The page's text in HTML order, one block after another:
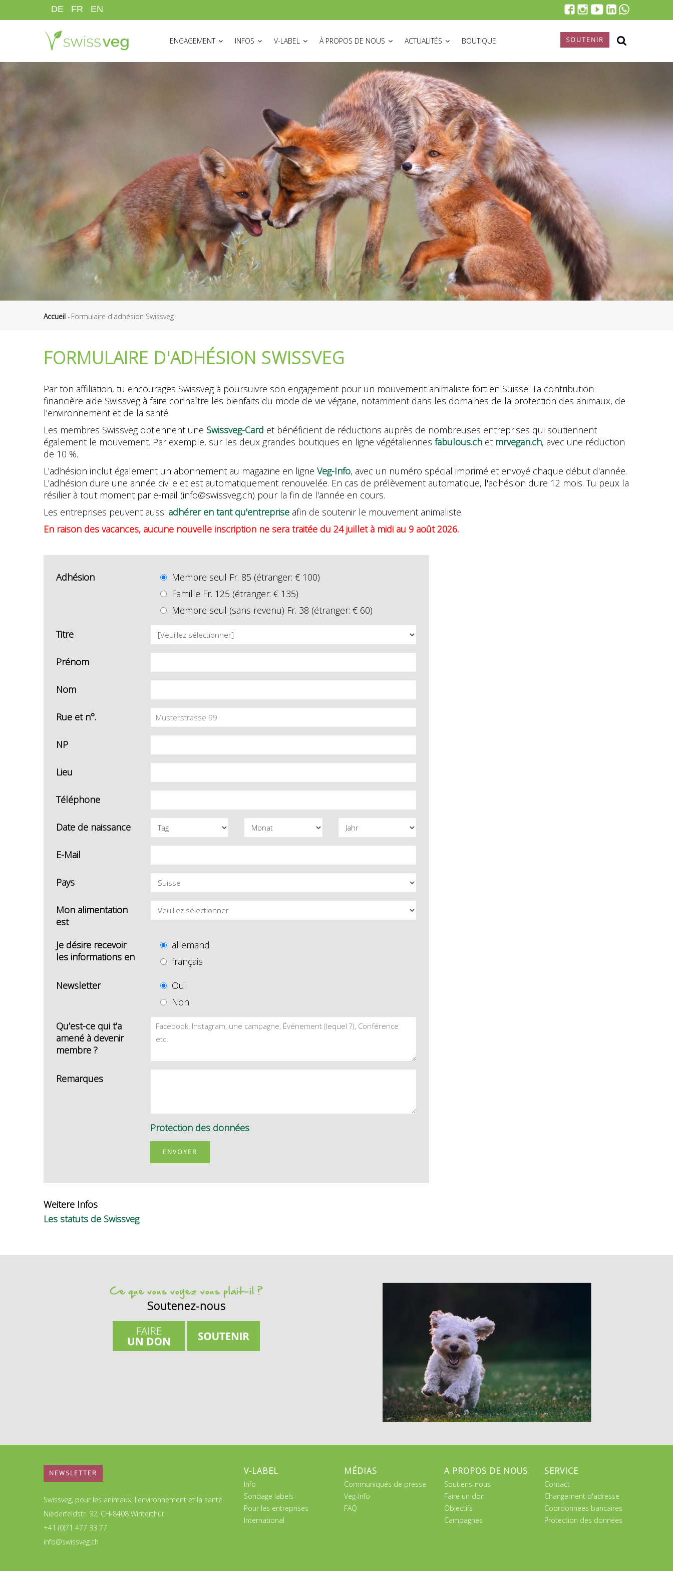
au
DE FR EN
ENGAGEMENT
INFOS V-LABEL À PROPOS DE NOUS ACTUALITÉS BOUTIQUE SOUTENIR
d'Ariane
Accueil - Formulaire d'adhésion Swissveg
FORMULAIRE D'ADHÉSION SWISSVEG
Par ton affiliation, tu encourages Swissveg à poursuivre son engagement pour un mouvement animaliste fort en Suisse. Ta contribution
financière aide Swissveg à faire connaître les bienfaits du mode de vie végane, notamment dans les domaines de la protection des animaux, de
l'environnement et de la santé.
Les membres Swissveg obtiennent une Swissveg-Card et bénéficient de réductions auprès de nombreuses entreprises qui soutiennent
également le mouvement. Par exemple, sur les deux grandes boutiques en ligne végétaliennes fabulous.ch et mrvegan.ch, avec une réduction
de 10 %.
L'adhésion inclut également un abonnement au magazine en ligne Veg-Info, avec un numéro spécial imprimé et envoyé chaque début d'année.
L'adhésion dure une année civile et est automatiquement renouvelée. En cas de prélèvement automatique, l'adhésion dure 12 mois. Tu peux la
résilier à tout moment par e-mail (info@swissveg.ch) pour la fin de l'année en cours.
Les entreprises peuvent aussi adhérer en tant qu'entreprise afin de soutenir le mouvement animaliste.
En raison des vacances, aucune nouvelle inscription ne sera traitée du 24 juillet à midi au 9 août 2026.
Adhésion
Membre seul Fr. 85 (étranger: € 100)
Famille Fr. 125 (étranger: € 135)
Membre seul (sans revenu) Fr. 38 (étranger: € 60)
Titre
Prénom
Nom
Rue et n°.
NP
Lieu
Téléphone
Date de naissance
E-Mail
Pays
Mon alimentation
est
Je désire recevoir
les informations en
allemand
français
Newsletter
Oui
Non
Qu’est-ce qui t’a
amené à devenir
membre ?
Remarques
Protection des données
ENVOYER
Weitere Infos
Les statuts de Swissveg
Ce que vous voyez vous plait-il ?
Soutenez-nous
NEWSLETTER
Swissveg, pour les animaux, l'environnement et la santé
Niederfeldstr. 92, CH-8408 Winterthur
+41 (0)71 477 33 77
info@swissveg.ch
V-LABEL
Info
Sondage labels
Pour les entreprises
International
MÉDIAS
Communiqués de presse
Veg-Info
FAQ
A PROPOS DE NOUS
Soutiens-nous
Faire un don
Objectifs
Campagnes
SERVICE
Contact
Changement d'adresse
Coordonnees bancaires
Protection des données